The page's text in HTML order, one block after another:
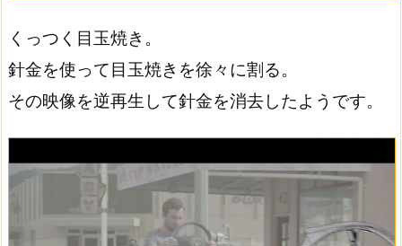
くっつく目玉焼き。
針金を使って目玉焼きを徐々に割る。
その映像を逆再生して針金を消去したようです。